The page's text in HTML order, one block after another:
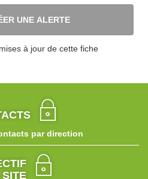
UNE ALERTE
à jour de cette fiche
par direction
SITE